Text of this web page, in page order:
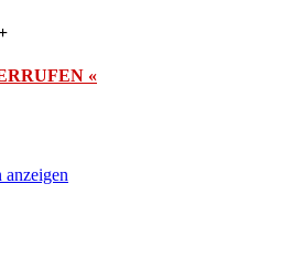
«